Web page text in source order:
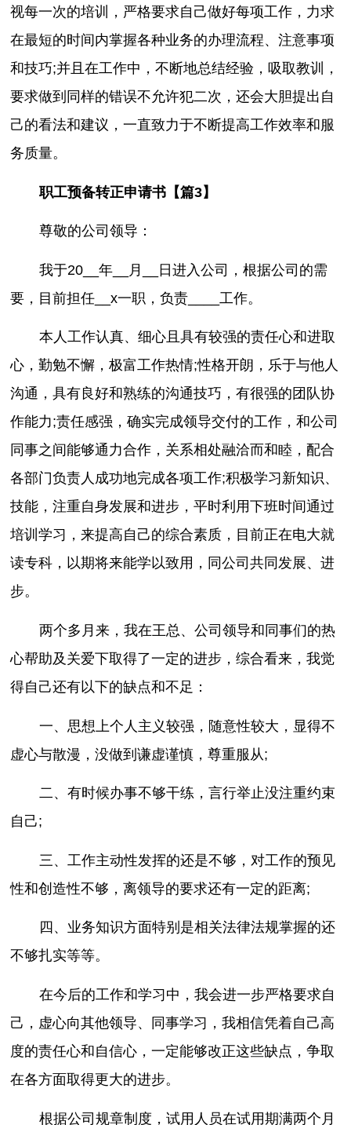
视每一次的培训，严格要求自己做好每项工作，力求
在最短的时间内掌握各种业务的办理流程、注意事项
和技巧;并且在工作中，不断地总结经验，吸取教训，
要求做到同样的错误不允许犯二次，还会大胆提出自
己的看法和建议，一直致力于不断提高工作效率和服
务质量。
职工预备转正申请书【篇3】
尊敬的公司领导：
我于20__年__月__日进入公司，根据公司的需
要，目前担任__x一职，负责____工作。
本人工作认真、细心且具有较强的责任心和进取
心，勤勉不懈，极富工作热情;性格开朗，乐于与他人
沟通，具有良好和熟练的沟通技巧，有很强的团队协
作能力;责任感强，确实完成领导交付的工作，和公司
同事之间能够通力合作，关系相处融洽而和睦，配合
各部门负责人成功地完成各项工作;积极学习新知识、
技能，注重自身发展和进步，平时利用下班时间通过
培训学习，来提高自己的综合素质，目前正在电大就
读专科，以期将来能学以致用，同公司共同发展、进
步。
两个多月来，我在王总、公司领导和同事们的热
心帮助及关爱下取得了一定的进步，综合看来，我觉
得自己还有以下的缺点和不足：
一、思想上个人主义较强，随意性较大，显得不
虚心与散漫，没做到谦虚谨慎，尊重服从;
二、有时候办事不够干练，言行举止没注重约束
自己;
三、工作主动性发挥的还是不够，对工作的预见
性和创造性不够，离领导的要求还有一定的距离;
四、业务知识方面特别是相关法律法规掌握的还
不够扎实等等。
在今后的工作和学习中，我会进一步严格要求自
己，虚心向其他领导、同事学习，我相信凭着自己高
度的责任心和自信心，一定能够改正这些缺点，争取
在各方面取得更大的进步。
根据公司规章制度，试用人员在试用期满两个月